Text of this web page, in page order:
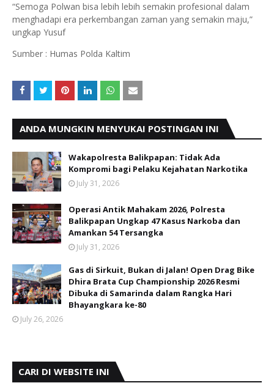
“Semoga Polwan bisa lebih lebih semakin profesional dalam
menghadapi era perkembangan zaman yang semakin maju,”
ungkap Yusuf
Sumber : Humas Polda Kaltim
ANDA MUNGKIN MENYUKAI POSTINGAN INI
Wakapolresta Balikpapan: Tidak Ada
Kompromi bagi Pelaku Kejahatan Narkotika
July 31, 2026
Operasi Antik Mahakam 2026, Polresta
Balikpapan Ungkap 47 Kasus Narkoba dan
Amankan 54 Tersangka
July 31, 2026
Gas di Sirkuit, Bukan di Jalan! Open Drag Bike
Dhira Brata Cup Championship 2026 Resmi
Dibuka di Samarinda dalam Rangka Hari
Bhayangkara ke-80
July 26, 2026
CARI DI WEBSITE INI